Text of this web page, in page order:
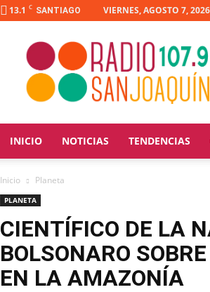
13.1 C SANTIAGO VIERNES, AGOSTO 7, 2026
Radio
Joaquín
INICIO NOTICIAS TENDENCIAS
Inicio Planeta
PLANETA
CIENTÍFICO DE LA
BOLSONARO
EN LA AMAZONÍA